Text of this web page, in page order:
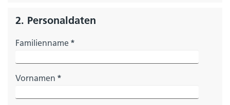
2. Personaldaten
Familienname *
Vornamen *